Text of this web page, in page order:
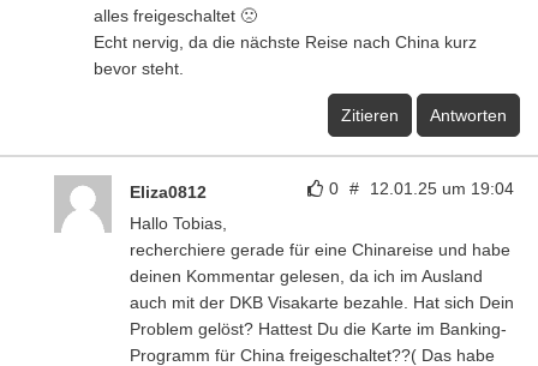
alles freigeschaltet 🙁
Echt nervig, da die nächste Reise nach China kurz
bevor steht.
Zitieren Antworten
0 # 12.01.25 um 19:04
Eliza0812
Hallo Tobias,
recherchiere gerade für eine Chinareise und habe
deinen Kommentar gelesen, da ich im Ausland
auch mit der DKB Visakarte bezahle. Hat sich Dein
Problem gelöst? Hattest Du die Karte im Banking-
Programm für China freigeschaltet??( Das habe